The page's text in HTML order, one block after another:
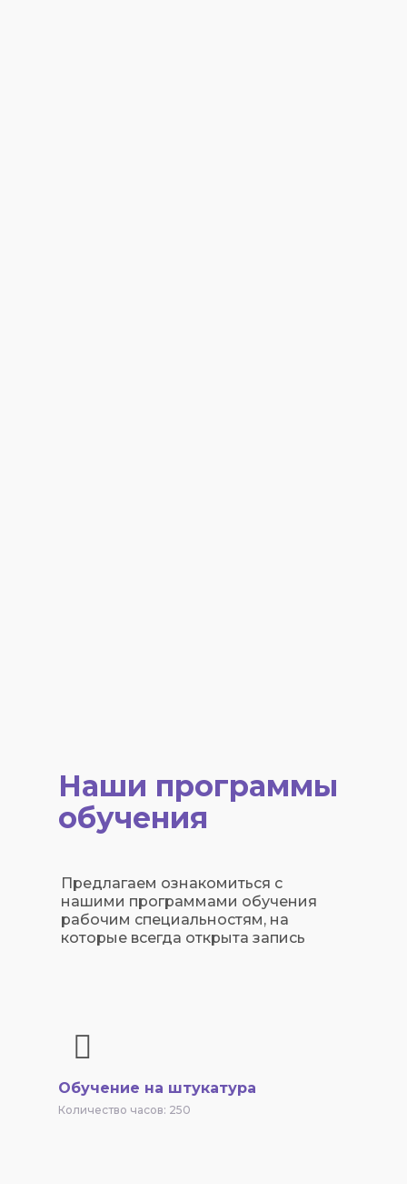
Наши программы
обучения
Предлагаем ознакомиться с
нашими программами обучения
рабочим специальностям, на
которые всегда открыта запись
Обучение на штукатура
Количество часов: 250